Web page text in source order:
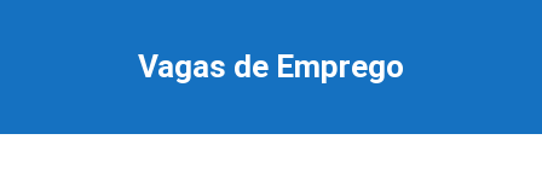
Vagas de Emprego